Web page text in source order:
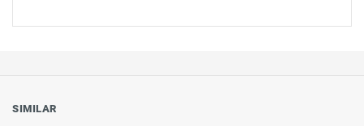
SIMILAR